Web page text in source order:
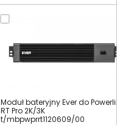
Moduł bateryjny Ever do
RT Pro 2K/3K
t/mbpwprrt1120609/00